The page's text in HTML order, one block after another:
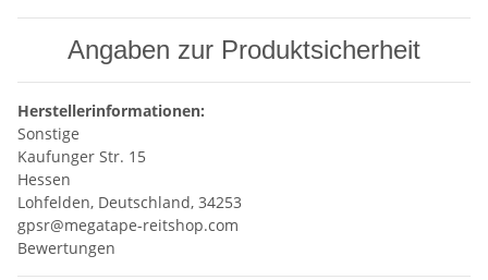
Angaben zur Produktsicherheit
Herstellerinformationen:
Sonstige
Kaufunger Str. 15
Hessen
Lohfelden, Deutschland, 34253
gpsr@megatape-reitshop.com
Bewertungen